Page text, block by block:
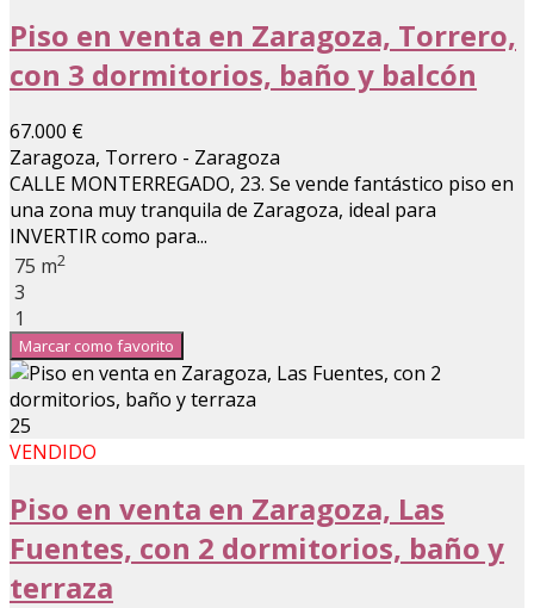
Piso en venta en Zaragoza, Torrero,
con 3 dormitorios, baño y balcón
67.000 €
Zaragoza, Torrero - Zaragoza
CALLE MONTERREGADO, 23. Se vende fantástico piso en
una zona muy tranquila de Zaragoza, ideal para
INVERTIR como para...
75 m2
3
1
Marcar como favorito
25
VENDIDO
Piso en venta en Zaragoza, Las
Fuentes, con 2 dormitorios, baño y
terraza